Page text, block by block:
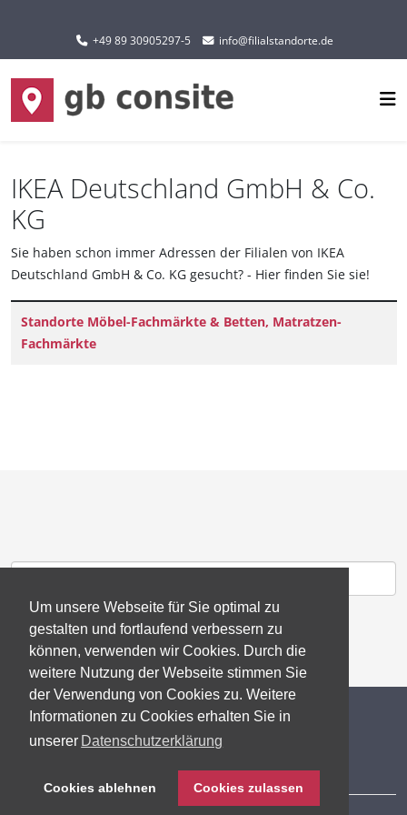
Um unsere Webseite für Sie optimal zu
gestalten und fortlaufend verbessern zu
können, verwenden wir Cookies. Durch die
weitere Nutzung der Webseite stimmen Sie
der Verwendung von Cookies zu. Weitere
Informationen zu Cookies erhalten Sie in
unserer Datenschutzerklärung
Cookies ablehnen Cookies zulassen
Sprache auswählen
+49 89 30905297-5 info@filialstandorte.de
IKEA Deutschland GmbH & Co.
KG
Sie haben schon immer Adressen der Filialen von IKEA
Deutschland GmbH & Co. KG gesucht? - Hier finden Sie sie!
Titel
Standorte Möbel-Fachmärkte & Betten, Matratzen-
Fachmärkte
© 2026 gb consite GmbH
Impressum